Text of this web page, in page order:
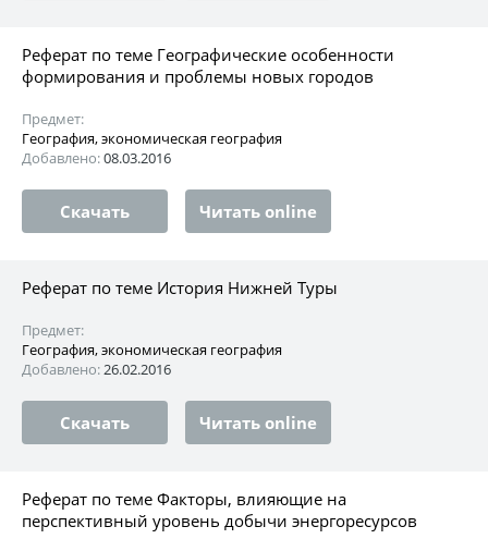
Реферат по теме Географические особенности
формирования и проблемы новых городов
Предмет:
География, экономическая география
Добавлено:08.03.2016
Скачать Читать online
Реферат по теме История Нижней Туры
Предмет:
География, экономическая география
Добавлено:26.02.2016
Скачать Читать online
Реферат по теме Факторы, влияющие на
перспективный уровень добычи энергоресурсов